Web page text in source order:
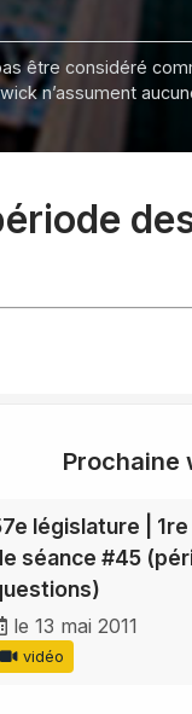
être considéré
n’assument
Prochaine
législature |
séance #45
le 13 mai 2011
vidéo